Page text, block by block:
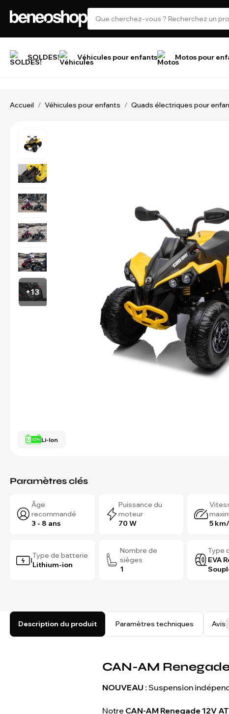
SOLDES! Véhicules pour enfants Motos pour
Accueil / Véhicules pour enfants / Quads électriques pour
Li-Ion
+13
Paramètres clés
Âge
recommandé
3 - 8 ans
Puissance du
moteur
70 W
5
Type de batterie
Lithium-ion
Nombre de
sièges
1
Type
EVA
Description du produit Paramètres techniques Avis
CAN-AM
NOUVEAU : Suspension
Notre CAN-AM Renegade 12V